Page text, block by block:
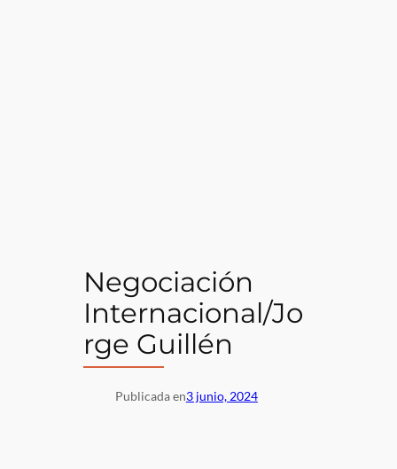
Negociación
Internacional/Jo
rge Guillén
Publicada en3 junio, 2024